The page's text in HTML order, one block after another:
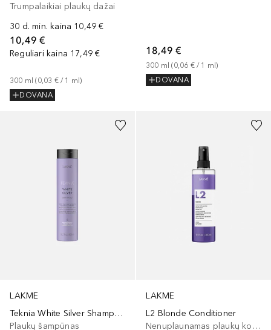
Trumpalaikiai plaukų dažai
30 d. min. kaina 10,49 €
10,49 €
Reguliari kaina 17,49 €
300 ml (0,03 € / 1 ml)
DOVANA
18,49 €
300 ml (0,06 € / 1 ml)
DOVANA
LAKME
Teknia White Silver Shampoo
Plaukų šampūnas
LAKME
L2 Blonde Conditioner
Nenuplaunamas plaukų kondicionierius